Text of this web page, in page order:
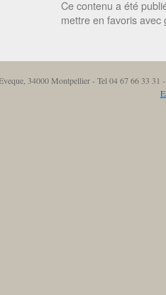
Ce contenu a été
mettre en favoris avec
34000 Montpellier - Tel 04 67 66 33